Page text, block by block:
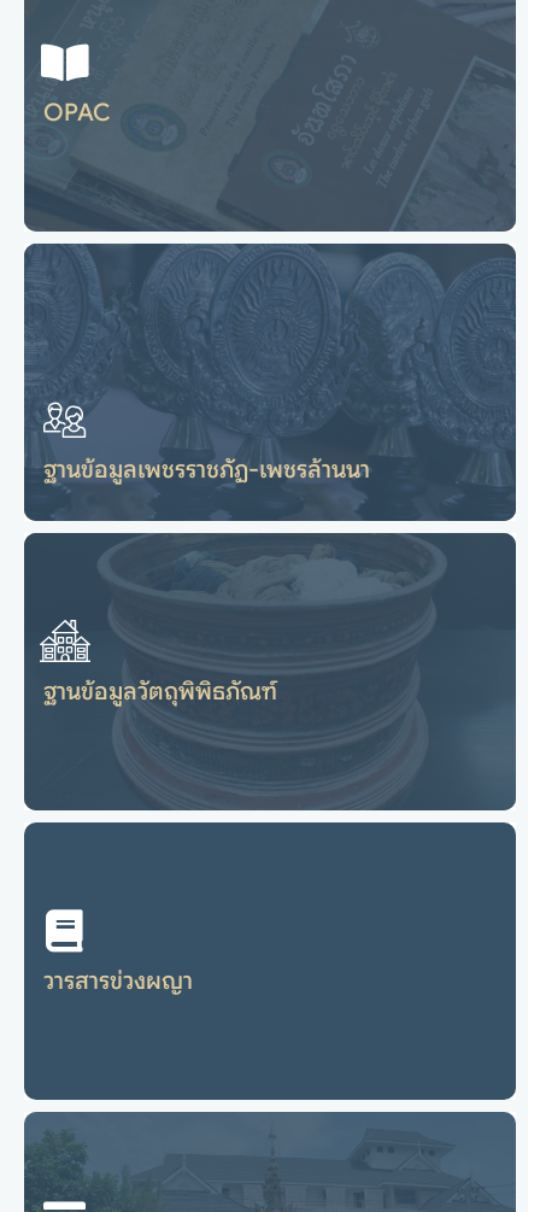
ฐานข้อมูลต้นลานและพันธุ์ไม้
OPAC
ระบบสืบค้นข้อมูลสารสนเทศ
OPAC
ไปยังเว็บไซต์
ฐานข้อมูลเพชรราชภัฏ-เพชรล้านนา
ฐานข้อมูลเพชรราชภัฏ-เพชรล้านนา
ฐานข้อมูลวัตถุพิพิธภัณฑ์
วัตถุพิพิธภัณฑ์สำนักศิลปะและวัฒนธรรม
ไปยังเว็บไซต์
วารสารข่วงผญา
วารสารทางวิชาการเกี่ยวกับศิลปวัฒนธรรม “ข่วงผญา” Thai Journal